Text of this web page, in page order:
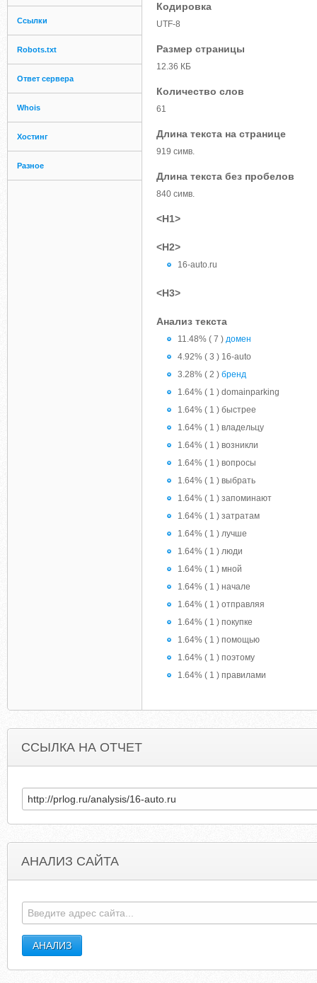
Ссылки
Robots.txt
Ответ сервера
Whois
Хостинг
Разное
Кодировка
UTF-8
Размер страницы
12.36 КБ
Количество слов
61
Длина текста на странице
919 симв.
Длина текста без пробелов
840 симв.
<H1>
<H2>
16-auto.ru
<H3>
Анализ текста
11.48% ( 7 ) домен
4.92% ( 3 ) 16-auto
3.28% ( 2 ) бренд
1.64% ( 1 ) domainparking
1.64% ( 1 ) быстрее
1.64% ( 1 ) владельцу
1.64% ( 1 ) возникли
1.64% ( 1 ) вопросы
1.64% ( 1 ) выбрать
1.64% ( 1 ) запоминают
1.64% ( 1 ) затратам
1.64% ( 1 ) лучше
1.64% ( 1 ) люди
1.64% ( 1 ) мной
1.64% ( 1 ) начале
1.64% ( 1 ) отправляя
1.64% ( 1 ) покупке
1.64% ( 1 ) помощью
1.64% ( 1 ) поэтому
1.64% ( 1 ) правилами
ССЫЛКА НА ОТЧЕТ
АНАЛИЗ САЙТА